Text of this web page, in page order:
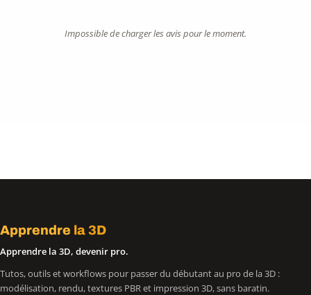
Impossible de charger les avis pour le moment.
Apprendre la 3D
Apprendre la 3D, devenir pro.
Tutos, outils et workflows pour passer du débutant au pro de la 3D :
modélisation, rendu, textures PBR et impression 3D, sans baratin.